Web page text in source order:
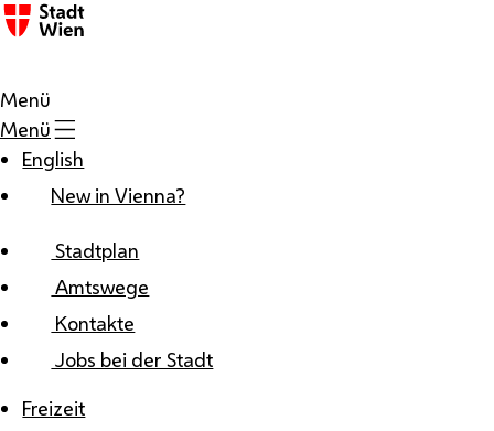
Zum Inhalt
Menü
Menü
English
New in Vienna?
Stadtplan
Amtswege
Kontakte
Jobs bei der Stadt
Freizeit